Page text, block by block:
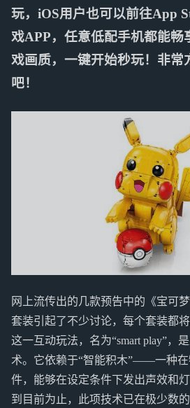
玩，iOS用户也可以前往App
戏APP，任意低配手机都能畅
戏画质，一键开始秒玩！非常
吧！
网上流传出的几款预告中的《宝可
套装引起了不少讨论，每个套装都
这一互动玩法，名为“smart play”，
术。它依赖于“智能积木”——一种
件，能够在设定条件下发出声效和灯
到目前为止，此项技术已在极少数